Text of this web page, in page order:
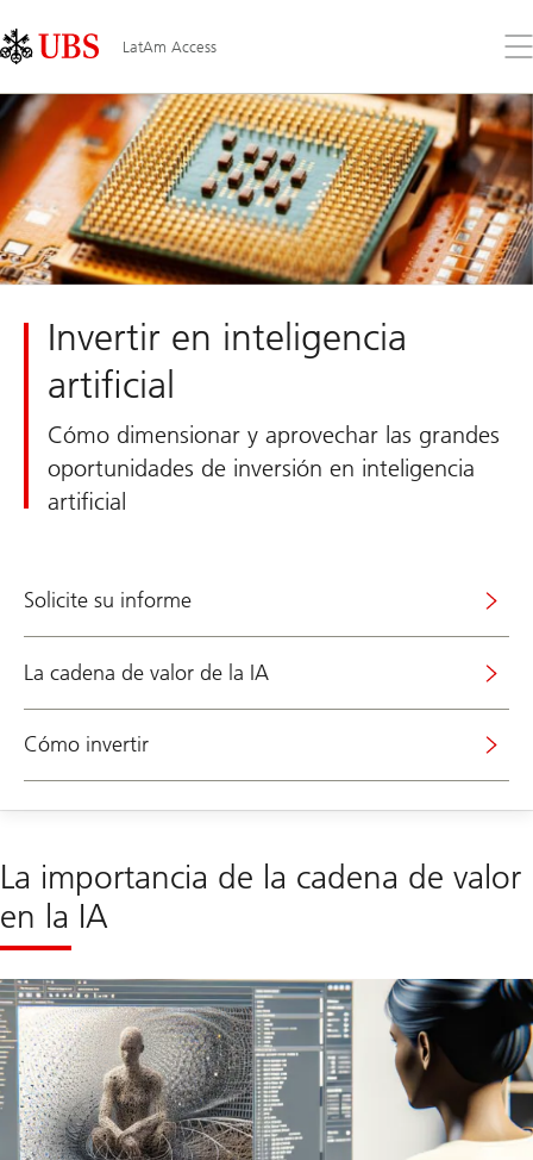
Links
Area
LatAm Access
el
Invertir en inteligencia
artificial
Cómo dimensionar y aprovechar las grandes
oportunidades de inversión en inteligencia
artificial
Solicite su informe
La cadena de valor de la IA
Cómo invertir
La importancia de la cadena de valor
en la IA